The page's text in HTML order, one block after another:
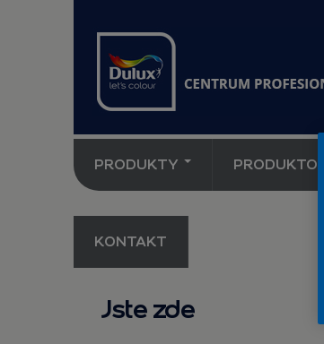
PRODUKTY
KONTAKT
Jste zde